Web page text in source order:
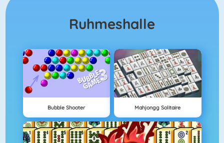
Ruhmeshalle
Bubble Shooter Mahjongg Solitaire